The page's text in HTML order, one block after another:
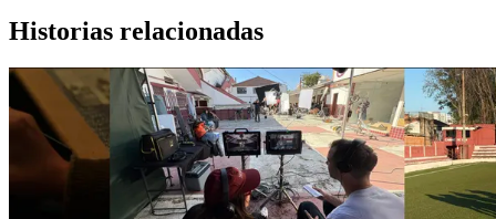
Historias relacionadas